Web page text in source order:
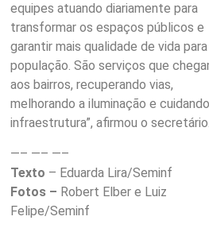
equipes atuando diariamente para
transformar os espaços públicos e
garantir mais qualidade de vida
população. São serviços que
aos bairros, recuperando vias,
melhorando a iluminação e
infraestrutura”, afirmou o secretário.
—– —– —–
Texto – Eduarda Lira/Seminf
Fotos – Robert Elber e Luiz
Felipe/Seminf